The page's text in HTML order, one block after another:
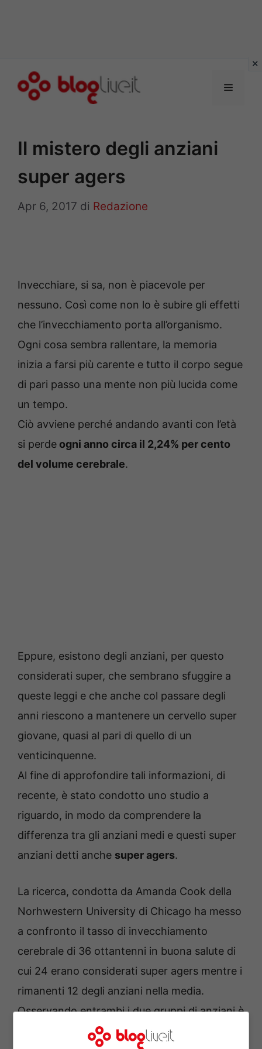
Menu
Il mistero degli anziani
super agers
Apr 6, 2017 di Redazione
Invecchiare, si sa, non è piacevole per
nessuno. Così come non lo è subire gli effetti
che l’invecchiamento porta all’organismo.
Ogni cosa sembra rallentare, la memoria
inizia a farsi più carente e tutto il corpo segue
di pari passo una mente non più lucida come
un tempo.
Ciò avviene perché andando avanti con l’età
si perde ogni anno circa il 2,24% per cento
del volume cerebrale.
Eppure, esistono degli anziani, per questo
considerati super, che sembrano sfuggire a
queste leggi e che anche col passare degli
anni riescono a mantenere un cervello super
giovane, quasi al pari di quello di un
venticinquenne.
Al fine di approfondire tali informazioni, di
recente, è stato condotto uno studio a
riguardo, in modo da comprendere la
differenza tra gli anziani medi e questi super
anziani detti anche super agers.
La ricerca, condotta da Amanda Cook della
Norhwestern University di Chicago ha messo
a confronto il tasso di invecchiamento
cerebrale di 36 ottantenni in buona salute di
cui 24 erano considerati super agers mentre i
rimanenti 12 degli anziani nella media.
Osservando entrambi i due gruppi di anziani è
emerso che il cervello degli anziani nella